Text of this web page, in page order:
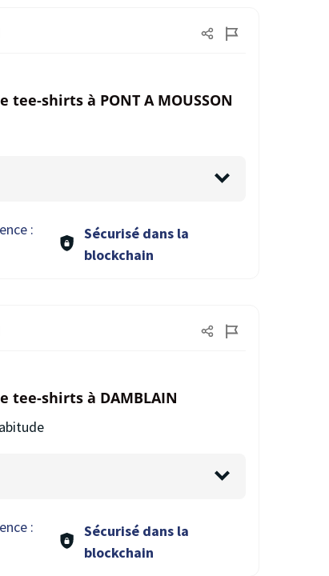
shirts à PONT A MOUSSON
:
Sécurisé dans la
blockchain
tee-shirts à DAMBLAIN
:
Sécurisé dans la
blockchain